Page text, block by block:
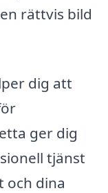
rättvis bild
dig att
ger dig
tjänst
och dina